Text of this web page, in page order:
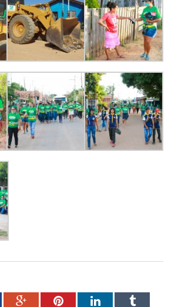
Google+PinterestLinkedInTumblr